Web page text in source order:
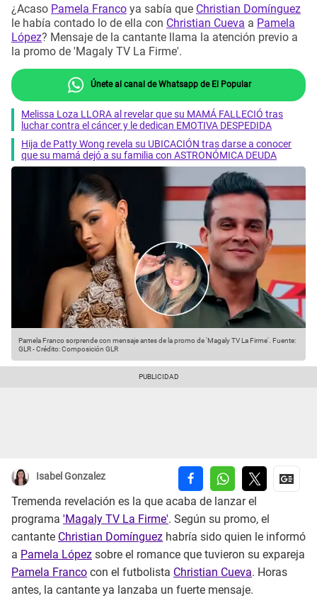
¿Acaso Pamela Franco ya sabía que Christian Domínguez
le había contado lo de ella con Christian Cueva a Pamela
López? Mensaje de la cantante llama la atención previo a
la promo de 'Magaly TV La Firme'.
Únete al canal de Whatsapp de El Popular
Melissa Loza LLORA al revelar que su MAMÁ FALLECIÓ tras
luchar contra el cáncer y le dedican EMOTIVA DESPEDIDA
Hija de Patty Wong revela su UBICACIÓN tras darse a conocer
que su mamá dejó a su familia con ASTRONÓMICA DEUDA
Pamela Franco sorprende con mensaje antes de la promo de 'Magaly TV La Firme'. Fuente:
GLR-Crédito: Composición GLR
Isabel Gonzalez
Tremenda revelación es la que acaba de lanzar el
programa 'Magaly TV La Firme'. Según su promo, el
cantante Christian Domínguez habría sido quien le informó
a Pamela López sobre el romance que tuvieron su expareja
Pamela Franco con el futbolista Christian Cueva. Horas
antes, la cantante ya lanzaba un fuerte mensaje.